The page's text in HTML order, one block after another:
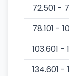
72.501 -
78.101 -
103.601 -
134.601 -